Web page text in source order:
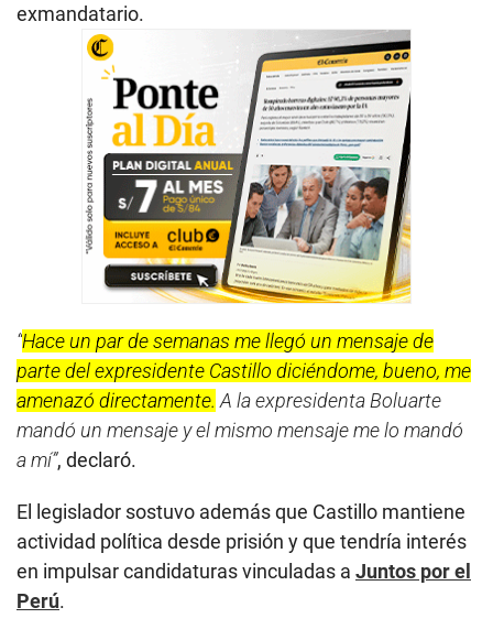
exmandatario.
“Hace un par de semanas me llegó un mensaje de
parte del expresidente Castillo diciéndome, bueno, me
amenazó directamente. A la expresidenta Boluarte
mandó un mensaje y el mismo mensaje me lo mandó
a mí”, declaró.
El legislador sostuvo además que Castillo mantiene
actividad política desde prisión y que tendría interés
en impulsar candidaturas vinculadas a Juntos por el
Perú.